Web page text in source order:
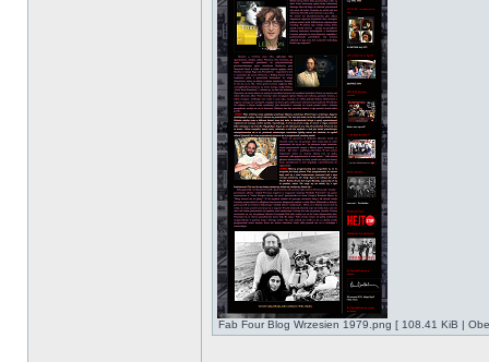
Fab Four Blog Wrzesien 1979.png [ 108.41 KiB |